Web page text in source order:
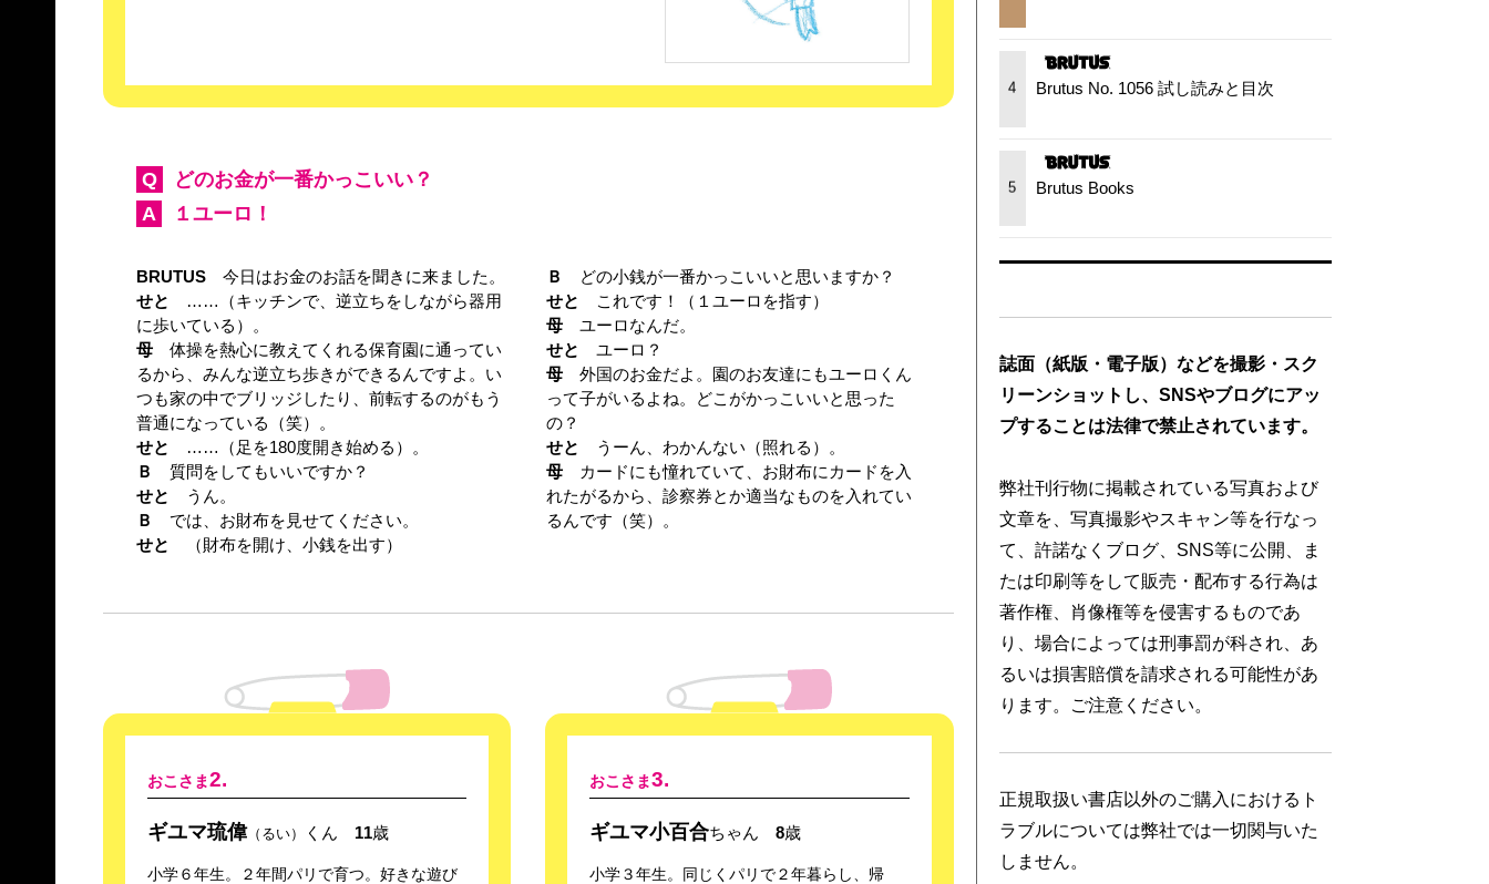
Q
どのお金が一番かっこいい？
A
１ユーロ！
BRUTUS 今日はお金のお話を聞きに来ました。
せと
……（キッチンで、逆立ちをしながら器用
に歩いている）。
母 体操を熱心に教えてくれる保育園に通ってい
るから、みんな逆立ち歩きができるんですよ。い
つも家の中でブリッジしたり、前転するのがもう
普通になっている（笑）。
せと
……（足を180度開き始める）。
Ｂ 質問をしてもいいですか？
せと
うん。
Ｂ では、お財布を見せてください。
せと
（財布を開け、小銭を出す）
Ｂ
どの小銭が一番かっこいいと思いますか？
せと
これです！（１ユーロを指す）
母 ユーロなんだ。
せと ユーロ？
母 外国のお金だよ。園のお友達にもユーロくん
って子がいるよね。どこがかっこいいと思った
の？
せと
うーん、わかんない（照れる）。
母
カードにも憧れていて、お財布にカードを入
れたがるから、診察券とか適当なものを入れてい
るんです（笑）。
おこさま2.
ギユマ琉偉（るい） くん 11歳
小学６年生。２年間パリで育つ。好きな遊び
おこさま3.
ギユマ小百合ちゃん 8歳
小学３年生。同じくパリで２年暮らし、帰
4 Brutus No. 1056 試し読みと目次
5 Brutus Books
誌面（紙版・電子版）などを撮影・スク
リーンショットし、SNSやブログにアッ
プすることは法律で禁止されています。
弊社刊行物に掲載されている写真および
文章を、写真撮影やスキャン等を行なっ
て、許諾なくブログ、SNS等に公開、ま
たは印刷等をして販売・配布する行為は
著作権、肖像権等を侵害するものであ
り、場合によっては刑事罰が科され、あ
るいは損害賠償を請求される可能性があ
ります。ご注意ください。
正規取扱い書店以外のご購入におけるト
ラブルについては弊社では一切関与いた
しません。